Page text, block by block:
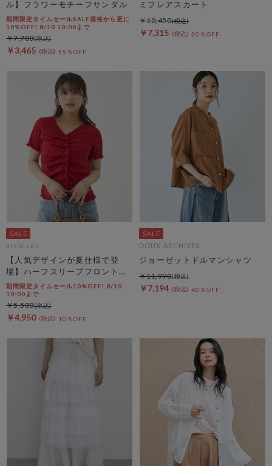
ル】フラワーモチーフサンダル
期間限定タイムセールSALE価格から更に
10%OFF! 8/10 10:00まで
￥3,465 55％OFF
￥7,700
ミフレアスカート
￥7,315 30％OFF
￥10,450
archives
【人気デザインが夏仕様で登
場】ハーフスリーブフロントタ
ックカットＴＯＰＳ
期間限定タイムセール10%OFF! 8/10
10:00まで
￥4,950 10％OFF
￥5,500
DOUX ARCHIVES
ジョーゼットドルマンシャツ
￥7,194 40％OFF
￥11,990